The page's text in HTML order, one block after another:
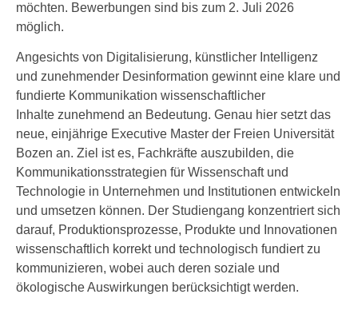
möchten. Bewerbungen sind bis zum 2. Juli 2026
möglich.
Angesichts von Digitalisierung, künstlicher Intelligenz
und zunehmender Desinformation gewinnt eine klare und
fundierte Kommunikation wissenschaftlicher
Inhalte zunehmend an Bedeutung. Genau hier setzt das
neue, einjährige Executive Master der Freien Universität
Bozen an. Ziel ist es, Fachkräfte auszubilden, die
Kommunikationsstrategien für Wissenschaft und
Technologie in Unternehmen und Institutionen entwickeln
und umsetzen können. Der Studiengang konzentriert sich
darauf, Produktionsprozesse, Produkte und Innovationen
wissenschaftlich korrekt und technologisch fundiert zu
kommunizieren, wobei auch deren soziale und
ökologische Auswirkungen berücksichtigt werden.